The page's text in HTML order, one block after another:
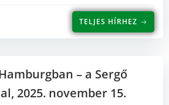
TELJES HÍRHEZ
– a Sergő
2025. november 15.